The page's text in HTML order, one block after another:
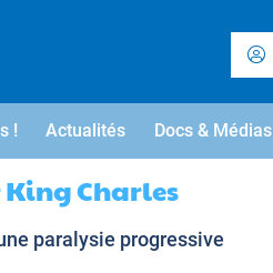
! Actualités Docs & Médias
Charles
paralysie progressive